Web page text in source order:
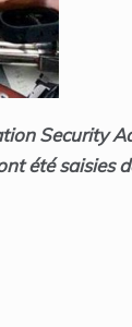
Security
été saisies